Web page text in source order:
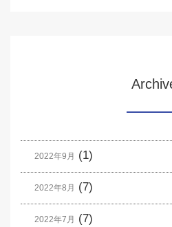
2022年9月 (1)
2022年8月 (7)
2022年7月 (7)